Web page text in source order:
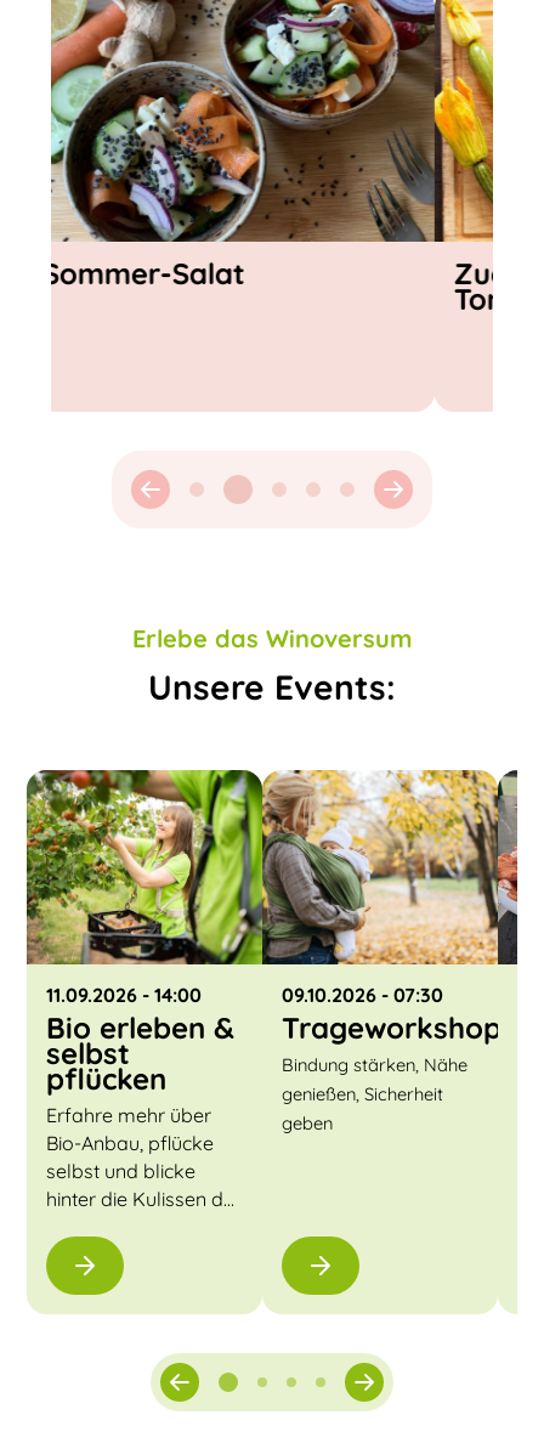
Zucchini-Frittata mit
Erlebe das Winoversum
Unsere Events:
11.09.2026 - 14:00
Bio erleben &
selbst
pflücken
Erfahre mehr über
Bio-Anbau, pflücke
selbst und blicke
hinter die Kulissen der
09.10.2026 - 07:30
Trageworkshop
Bindung stärken, Nähe
genießen, Sicherheit
geben